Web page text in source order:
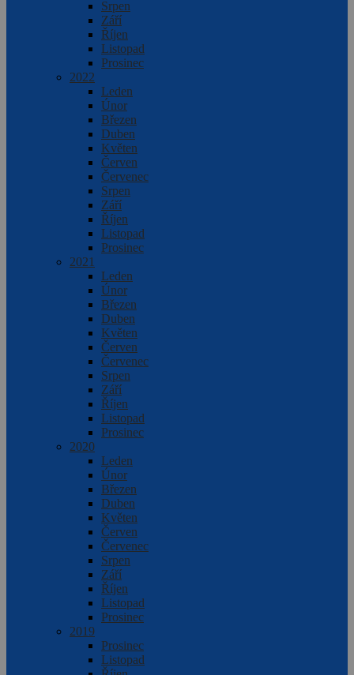
Srpen
Září
Říjen
Listopad
Prosinec
2022
Leden
Únor
Březen
Duben
Květen
Červen
Červenec
Srpen
Září
Říjen
Listopad
Prosinec
2021
Leden
Únor
Březen
Duben
Květen
Červen
Červenec
Srpen
Září
Říjen
Listopad
Prosinec
2020
Leden
Únor
Březen
Duben
Květen
Červen
Červenec
Srpen
Září
Říjen
Listopad
Prosinec
2019
Prosinec
Listopad